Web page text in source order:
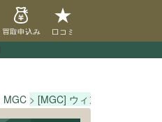
買取申込み 口コミ
MGC [MGC] ウィンチェスター